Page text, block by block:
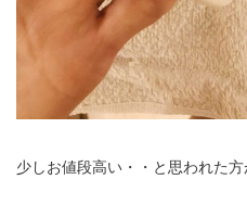
少しお値段高い・・と思われた